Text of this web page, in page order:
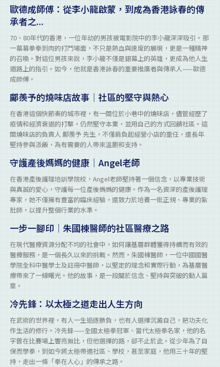
歐德成師傅：從李小龍啟蒙，到成為香港詠春的傳
承者之...
70、80年代的香港，一位年幼的男孩被電影院中的李小龍深深吸引。那
一幕幕拳拳到肉的打鬥場面，不只是熱血與速度的展現，更是一種精神
的召喚。對這位男孩來說，李小龍不僅是銀幕上的英雄，更成為他人生
道路上的指引。如今，他就是香港詠春的重要推廣者與傳承人——歐德
成師傅。
鄺羨予的燒味店故事｜社區的堅守與熱心
在香港這個快節奏的城市裡，有一間位於小巷中的燒味店，儘管經歷了
疫情和經濟衰退的打擊，仍然堅守本業，並用自己的方式回饋社區。這
間燒味店的負責人 鄺羨予 先生，不僅肩負起經營小店的重任，還長年
堅持參與派飯，為有需要的人帶來溫飽和支持。
守護產後媽媽的健康｜Angel老師
在香港產後護理培訓學院校，Angel老師堅持著一個信念，以專業技術
與真誠的愛心，守護每一位產後媽媽的健康。作為一名資深的產後護理
專家，她不僅擁有豐富的臨床經驗，還致力於培養一批正規、專業的紥
肚師，以提升整個行業的水準。
一步一腳印｜朱國棟醫師的社區醫療之路
在現代醫療資源分配不均的社會中，如何讓基層群體獲得持續而有效的
醫療服務，是一個長久以來的挑戰。然而，朱國棟醫師，一位中國國醫
學院全科中醫學士及註冊中醫師，以堅定的理念和實際行動，為基層醫
療帶來了一線曙光。他的故事，是一段關於信念、堅持與突破的動人篇
章。
冷先鋒：以太極之道走出人生方向
在武術的世界裡，有人一生追逐勝負，也有人選擇沉澱自己，把功夫化
作生活的修行。冷先鋒——全國太極拳冠軍、當代太極拳名家，他的名
字曾在比賽場上響亮無比，但他選擇的路，卻不止於此。從少年為了自
保而學拳，到如今將太極帶進社區、學校，甚至家庭，他用三十年的堅
持，走出一條「拳在人心」的傳承之路。